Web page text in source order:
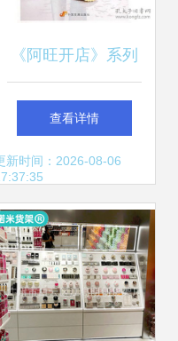
《阿旺开店》系列
丛书 化妆品店5日
通——中国零售业
提升业绩的实战指
南
查看详情
新时间：2026-08-06